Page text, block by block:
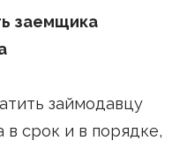
заемщика
займодавцу
в срок и в порядке,